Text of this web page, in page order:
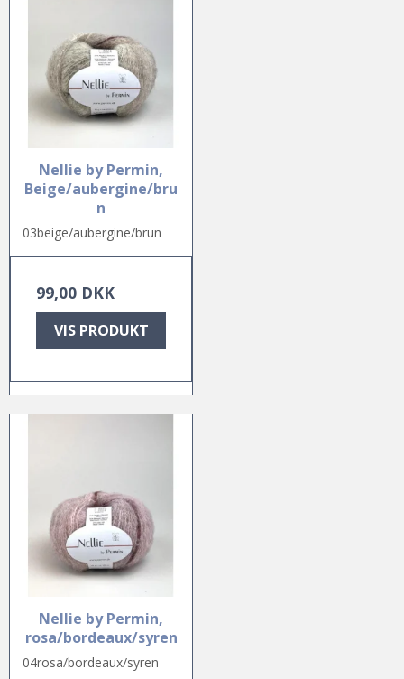
Nellie by Permin,
Beige/aubergine/bru
n
03beige/aubergine/brun
99,00 DKK
VIS PRODUKT
Nellie by Permin,
rosa/bordeaux/syren
04rosa/bordeaux/syren